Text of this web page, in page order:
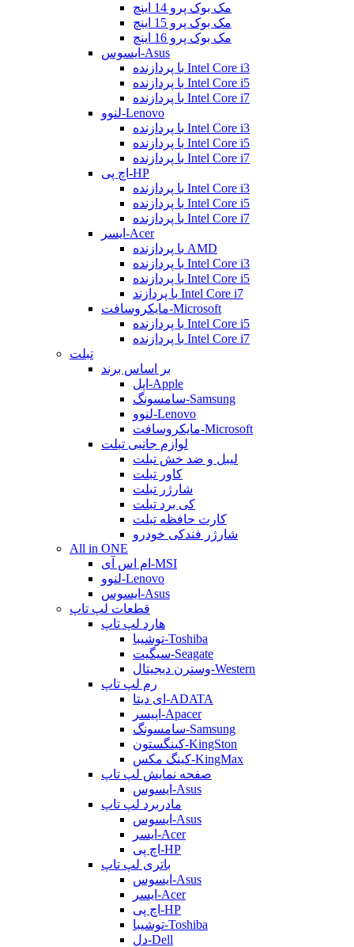
مک بوک پرو 14 اینچ
مک بوک پرو 15 اینچ
مک بوک پرو 16 اینچ
ایسوس-Asus
با پردازنده Intel Core i3
با پردازنده Intel Core i5
با پردازنده Intel Core i7
لنوو-Lenovo
با پردازنده Intel Core i3
با پردازنده Intel Core i5
با پردازنده Intel Core i7
اچ پی-HP
با پردازنده Intel Core i3
با پردازنده Intel Core i5
با پردازنده Intel Core i7
ایسر-Acer
با پردازنده AMD
با پردازنده Intel Core i3
با پردازنده Intel Core i5
با پردازند Intel Core i7
مایکروسافت-Microsoft
با پردازنده Intel Core i5
با پردازنده Intel Core i7
تبلت
بر اساس برند
اپل-Apple
سامسونگ-Samsung
لنوو-Lenovo
مایکروسافت-Microsoft
لوازم جانبی تبلت
لیبل و ضد خش تبلت
کاور تبلت
شارژر تبلت
کی برد تبلت
کارت حافظه تبلت
شارژر فندکی خودرو
All in ONE
ام اس آی-MSI
لنوو-Lenovo
ایسوس-Asus
قطعات لپ تاپ
هارد لپ تاپ
توشیبا-Toshiba
سیگیت-Seagate
وسترن دیجیتال-Western
رم لپ تاپ
ای دیتا-ADATA
اپیسر-Apacer
سامسونگ-Samsung
کینگستون-KingSton
کینگ مکس-KingMax
صفحه نمایش لپ تاپ
ایسوس-Asus
مادربرد لپ تاپ
ایسوس-Asus
ایسر-Acer
اچ پی-HP
باتری لپ تاپ
ایسوس-Asus
ایسر-Acer
اچ پی-HP
توشیبا-Toshiba
دل-Dell